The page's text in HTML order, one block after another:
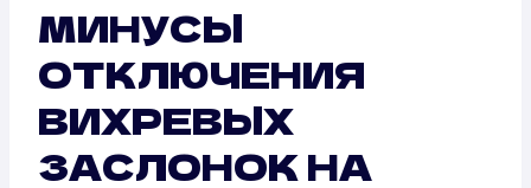
МИНУСЫ
ОТКЛЮЧЕНИЯ
ВИХРЕВЫХ
ЗАСЛОНОК НА